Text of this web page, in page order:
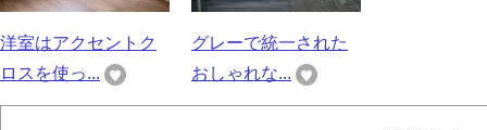
洋室はアクセントク
ロスを使っ...
グレーで統一された
おしゃれな...